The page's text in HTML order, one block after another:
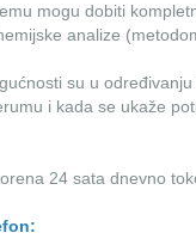
mogu dobiti
analize
su u
i kada se ukaže
24 sata dnevno